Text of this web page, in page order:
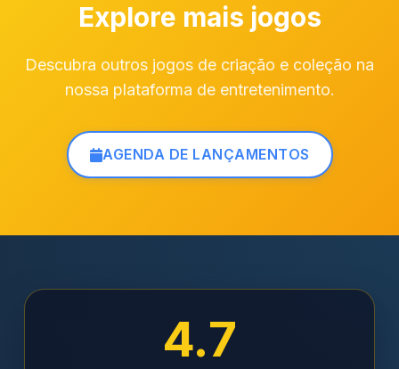
Explore mais jogos
Descubra outros jogos de criação e coleção na
nossa plataforma de entretenimento.
AGENDA DE LANÇAMENTOS
4.7